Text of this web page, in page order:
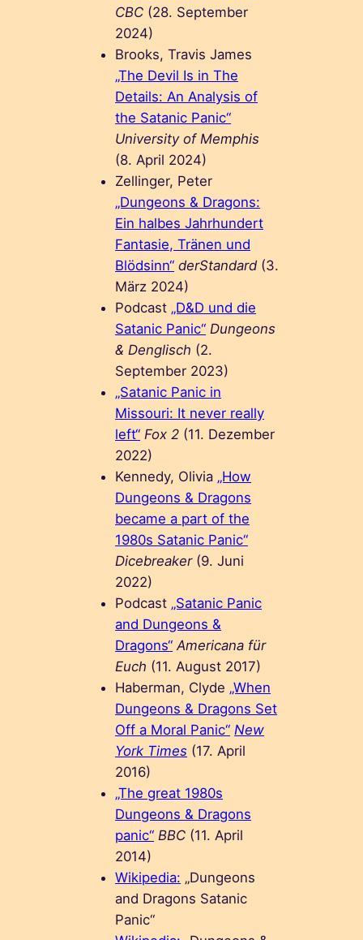
CBC (28. September
2024)
Brooks, Travis James
„The Devil Is in The
Details: An Analysis of
the Satanic Panic“
University of Memphis
(8. April 2024)
Zellinger, Peter
„Dungeons & Dragons:
Ein halbes Jahrhundert
Fantasie, Tränen und
Blödsinn“ derStandard (3.
März 2024)
Podcast „D&D und die
Satanic Panic“ Dungeons
& Denglisch (2.
September 2023)
„Satanic Panic in
Missouri: It never really
left“ Fox 2 (11. Dezember
2022)
Kennedy, Olivia „How
Dungeons & Dragons
became a part of the
1980s Satanic Panic“
Dicebreaker(9. Juni
2022)
Podcast „Satanic Panic
and Dungeons &
Dragons“ Americana für
Euch (11. August 2017)
Haberman, Clyde „When
Dungeons & Dragons Set
Off a Moral Panic“ New
York Times (17. April
2016)
„The great 1980s
Dungeons & Dragons
panic“ BBC (11. April
2014)
Wikipedia: „Dungeons
and Dragons Satanic
Panic“